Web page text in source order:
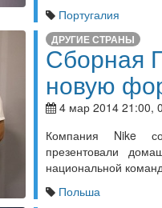
Португалия
ДРУГИЕ СТРАНЫ
Сборная
новую
4 мар 2014 21:00, 0
Компания Nike
презентовали
национальной
Польша